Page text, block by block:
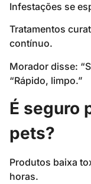
Infestações se
Tratamentos
contínuo.
Morador disse:
“Rápido, limpo.”
É seguro
pets?
Produtos baixa
horas.